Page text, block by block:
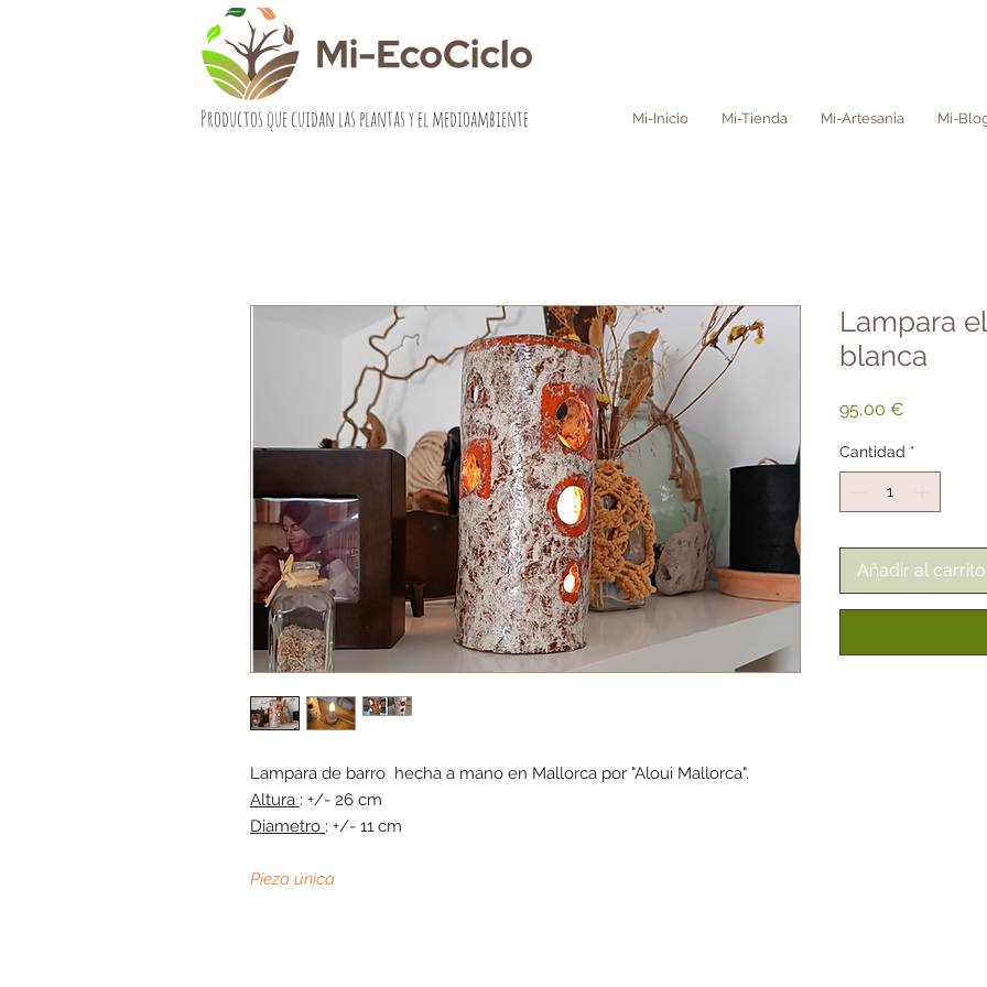
Productos que cuidan las plantas y el medioambiente Mi-Inicio Mi-Tienda Mi-Artesania Mi-
Lampara de barro hecha a mano en Mallorca por "Aloui Mallorca".
Altura : +/- 26 cm
Diametro : +/- 11 cm
Pieza única
Lampara
blanca
95,00 €
Cantidad *
Añadir al carrito